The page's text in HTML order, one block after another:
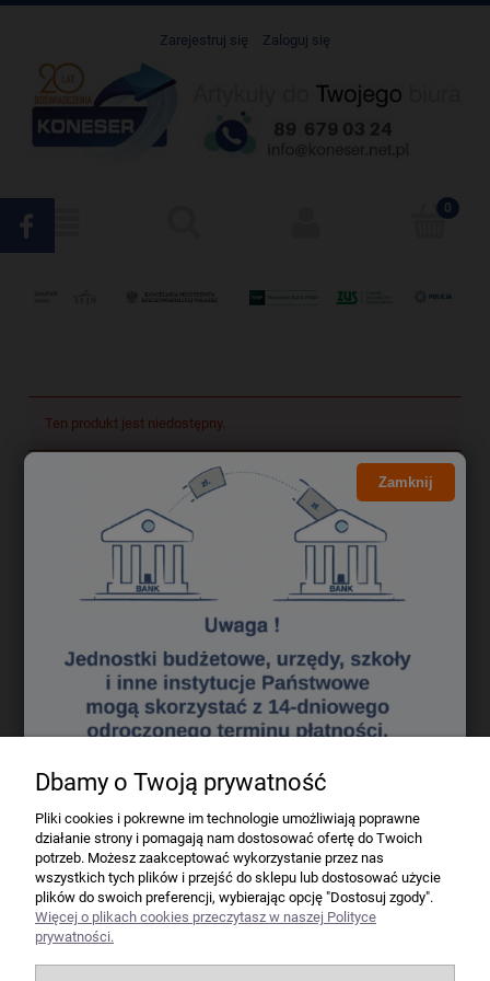
Zarejestruj się Zaloguj się
Ten produkt jest niedostępny.
Darmowa dostawa
Darmowa dostawa (Kurier - Przelew bankowy) już od 300,00 zł.
Wartość zakupów
16,40 zł
50 - 100 zł
12,70 zł
100 - 200 zł
9,80 zł
200 - 300 zł
7,60 zł
powyżej 300 zł
GRATIS
Firma
Bindownice wg producentów
Niszczarki wg producentów
Dbamy o Twoją prywatność
Pliki cookies i pokrewne im technologie umożliwiają poprawne
działanie strony i pomagają nam dostosować ofertę do Twoich
potrzeb. Możesz zaakceptować wykorzystanie przez nas
wszystkich tych plików i przejść do sklepu lub dostosować użycie
plików do swoich preferencji, wybierając opcję "Dostosuj zgody".
Więcej o plikach cookies przeczytasz w naszej Polityce
prywatności.
Zamknij